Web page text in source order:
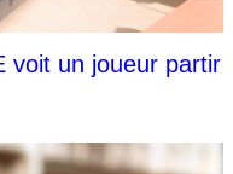
voit un joueur partir